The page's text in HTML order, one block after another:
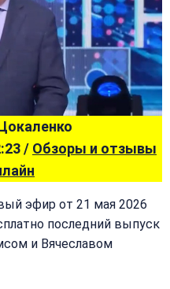
/ Обзоры и отзывы
эфир от 21 мая 2026
последний выпуск
и Вячеславом